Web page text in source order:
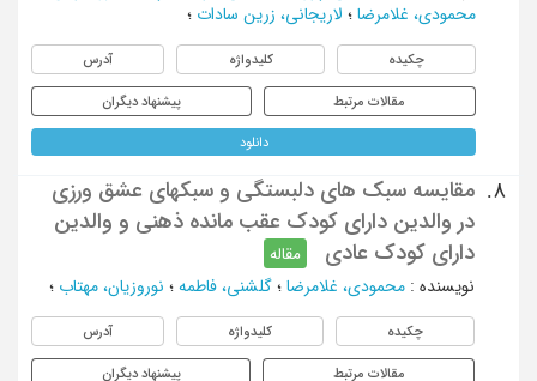
محمودی، غلامرضا ؛ لاریجانی، زرین سادات ؛
چکیده کلیدواژه آدرس
مقالات مرتبط پیشنهاد دیگران
دانلود
8.
مقایسه سبک های دلبستگی و سبکهای عشق ورزی
در والدین دارای کودک عقب مانده ذهنی و والدین
دارای کودک عادی
مقاله
نویسنده : محمودی، غلامرضا ؛ گلشنی، فاطمه ؛ نوروزیان، مهتاب ؛
چکیده کلیدواژه آدرس
مقالات مرتبط پیشنهاد دیگران